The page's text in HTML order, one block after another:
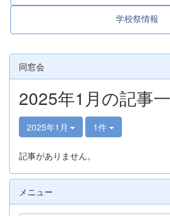
学校祭情報
同窓会
2025年1月の記事
2025年1月 1件
記事がありません。
メニュー